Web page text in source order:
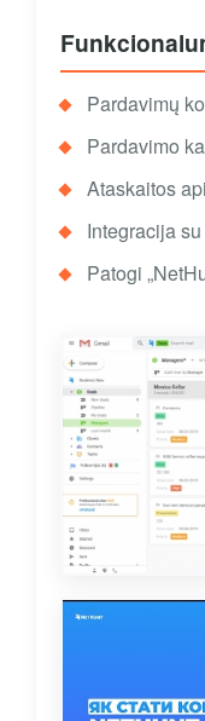
Pardavimų
Pardavimo
Ataskaitos
Integracija
Patogi